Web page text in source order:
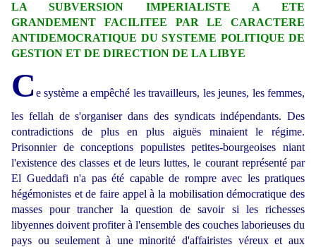
LA SUBVERSION IMPERIALISTE A ETE
GRANDEMENT FACILITEE PAR LE CARACTERE
ANTIDEMOCRATIQUE DU SYSTEME POLITIQUE DE
GESTION ET DE DIRECTION DE LA LIBYE
C e système a empêché les travailleurs, les jeunes, les femmes,
les fellah de s'organiser dans des syndicats indépendants. Des
contradictions de plus en plus aiguës minaient le régime.
Prisonnier de conceptions populistes petites-bourgeoises niant
l'existence des classes et de leurs luttes, le courant représenté par
El Gueddafi n'a pas été capable de rompre avec les pratiques
hégémonistes et de faire appel à la mobilisation démocratique des
masses pour trancher la question de savoir si les richesses
libyennes doivent profiter à l'ensemble des couches laborieuses du
pays ou seulement à une minorité d'affairistes véreux et aux